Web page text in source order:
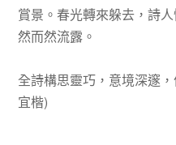
賞景。春光轉來躲去，詩
然而然流露。
全詩構思靈巧，意境深邃
宜楷)